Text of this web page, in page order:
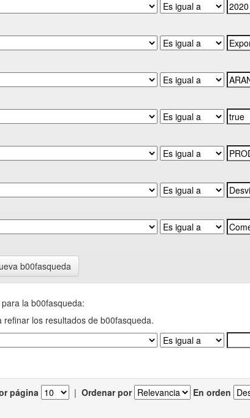
b00fasqueda
la b00fasqueda:
refinar los resultados de b00fasqueda.
página | Ordenar por En orden